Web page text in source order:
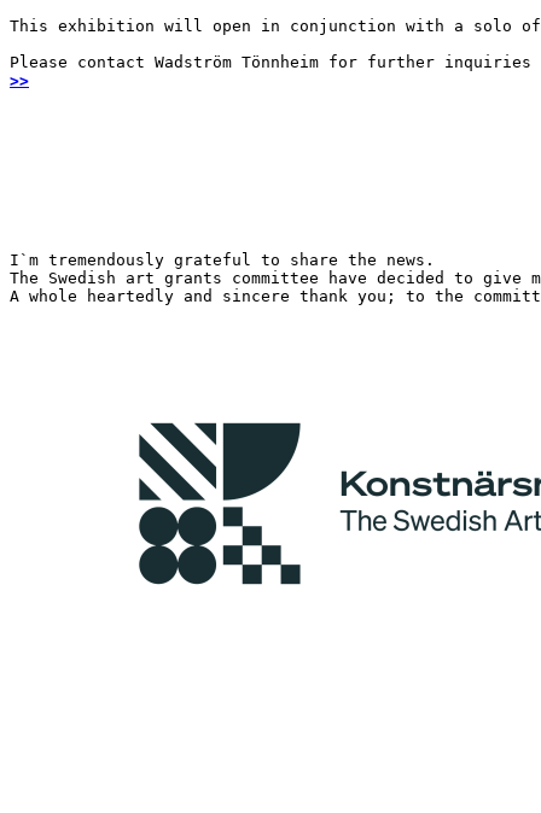
This exhibition will open in conjunction with a solo
Please contact Wadström Tönnheim for further inquiries
>>
I`m tremendously grateful to share the news.
The Swedish art grants committee have decided to
A whole heartedly and sincere thank you; to the